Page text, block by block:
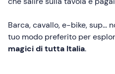
Barca, cavallo, e-bike, sup…
tuo modo preferito per
magici di tutta Italia.